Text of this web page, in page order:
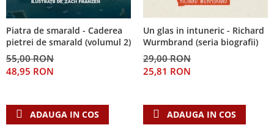
Piatra de smarald - Caderea
pietrei de smarald (volumul 2)
55,00 RON
48,95 RON
ADAUGA IN COS
Un glas in intuneric - Richard
Wurmbrand (seria biografii)
29,00 RON
25,81 RON
ADAUGA IN COS